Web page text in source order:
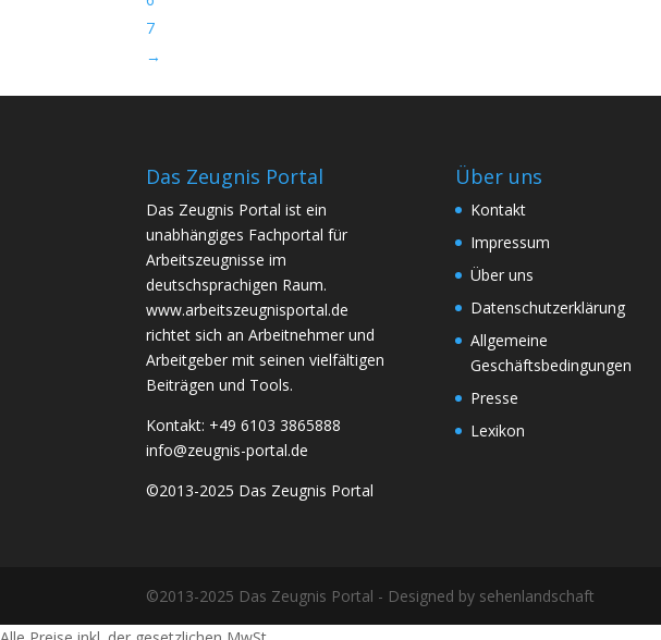
7
→
Das Zeugnis Portal
Das Zeugnis Portal ist ein
unabhängiges Fachportal für
Arbeitszeugnisse im
deutschsprachigen Raum.
www.arbeitszeugnisportal.de
richtet sich an Arbeitnehmer und
Arbeitgeber mit seinen vielfältigen
Beiträgen und Tools.
Kontakt: +49 6103 3865888
info@zeugnis-portal.de
©2013-2025 Das Zeugnis Portal
Über uns
Kontakt
Impressum
Über uns
Datenschutzerklärung
Allgemeine
Geschäftsbedingungen
Presse
Lexikon
©2013-2025 Das Zeugnis Portal - Designed by sehenlandschaft